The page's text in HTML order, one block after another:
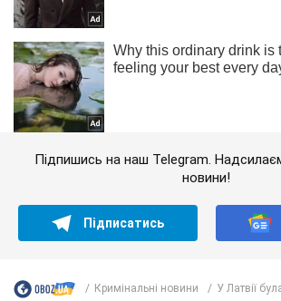
Підпишись на наш Telegram.
новини!
Підписатись
Кримінальні новини У Латвії